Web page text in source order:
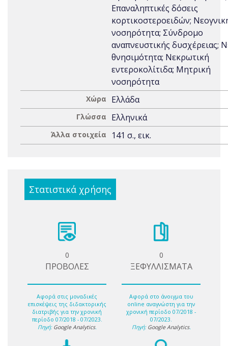
Επαναληπτικές δόσεις
κορτικοστεροειδών;
νοσηρότητα; Σύνδρομο
αναπνευστικής δυσχέρειας;
θνησιμότητα; Νεκρωτική
εντεροκολίτιδα; Μητρική
νοσηρότητα
Χώρα Ελλάδα
Γλώσσα Ελληνικά
Άλλα στοιχεία 141 σ., εικ.
Στατιστικά χρήσης
0
ΠΡΟΒΟΛΕΣ
Αφορά στις μοναδικές
επισκέψεις της διδακτορικής
διατριβής για την χρονική
περίοδο 07/2018 - 07/2023.
Πηγή: Google Analytics.
0
ΞΕΦΥΛΛΙΣΜΑΤΑ
Αφορά στο άνοιγμα του
online αναγνώστη για την
χρονική περίοδο 07/2018 -
07/2023.
Πηγή: Google Analytics.